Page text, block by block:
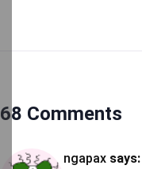
68 Comments
ngapax says: